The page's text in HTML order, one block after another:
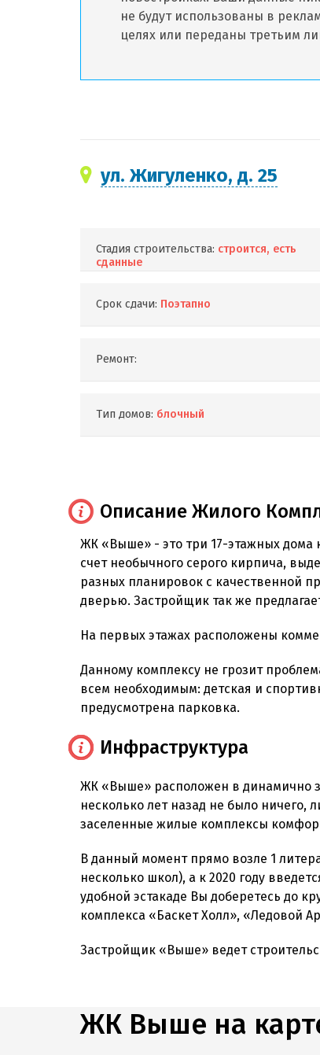
не будут использованы в
целях или переданы третьим
ул. Жигуленко, д. 25
Стадия строительства: строится, есть
сданные
Срок сдачи: Поэтапно
Ремонт:
Тип домов: блочный
Описание Жилого
ЖК «Выше» - это три 17-этажных дома
счет необычного серого кирпича,
разных планировок с качественной
дверью. Застройщик так же
На первых этажах расположены
Данному комплексу не грозит
всем необходимым: детская и
предусмотрена парковка.
Инфраструктура
ЖК «Выше» расположен в динамично
несколько лет назад не было ничего,
заселенные жилые комплексы
В данный момент прямо возле 1
несколько школ), а к 2020 году
удобной эстакаде Вы доберетесь до
комплекса «Баскет Холл», «Ледовой
Застройщик «Выше» ведет
ЖК Выше на